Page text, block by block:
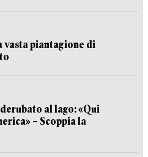
vasta piantagione di
al lago: «Qui
– Scoppia la